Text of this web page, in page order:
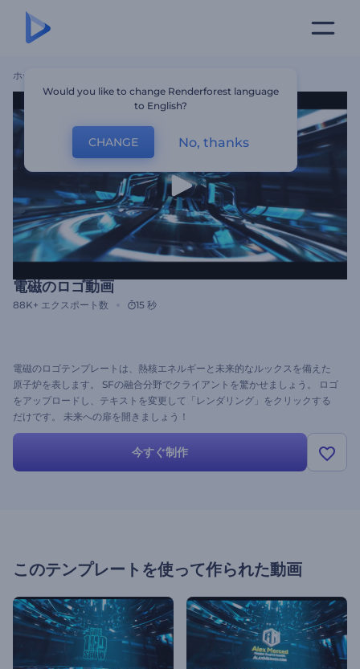
ホーム
電磁のロゴ動画
88K+ エクスポート数 15 秒
電磁のロゴテンプレートは、熱核エネルギーと未来的なルックスを備えた
原子炉を表します。 SFの融合分野でクライアントを驚かせましょう。 ロゴ
をアップロードし、テキストを変更して「レンダリング」をクリックする
だけです。 未来への扉を開きましょう！
今すぐ制作
このテンプレートを使って作られた動画
Would you like to change Renderforest language
to English?
CHANGE No, thanks